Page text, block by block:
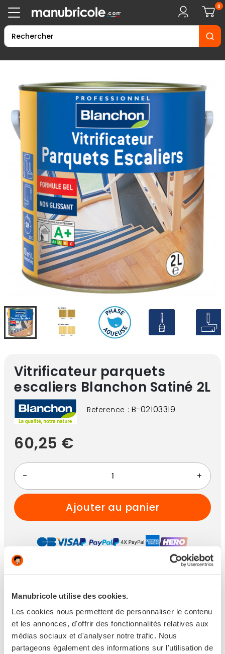
Manubricole utilise des cookies.
Les cookies nous permettent de personnaliser le contenu
et les annonces, d'offrir des fonctionnalités relatives aux
médias sociaux et d'analyser notre trafic. Nous
partageons également des informations sur l'utilisation de
Vitrificateur parquets
escaliers Blanchon Satiné 2L
Reference : B-02103319
60,25 €
- +
ajouter au panier
Paiement 100% sécurisé
Disponible
.com
0